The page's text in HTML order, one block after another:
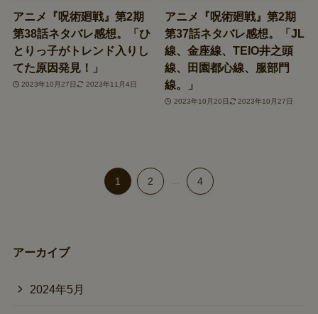
アニメ『呪術廻戦』第2期
第38話ネタバレ感想。「ひ
とりっ子がトレンド入りし
てた原因発見！」
2023年10月27日 2023年11月4日
アニメ『呪術廻戦』第2期
第37話ネタバレ感想。「JL
線、金座線、TEIO井之頭
線、田園都心線、服部門
線。」
2023年10月20日 2023年10月27日
1 2 ... 4
アーカイブ
2024年5月